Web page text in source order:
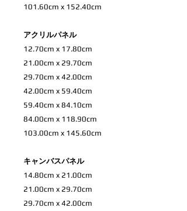
101.60cm x 152.40cm
アクリルパネル
12.70cm x 17.80cm
21.00cm x 29.70cm
29.70cm x 42.00cm
42.00cm x 59.40cm
59.40cm x 84.10cm
84.00cm x 118.90cm
103.00cm x 145.60cm
キャンバスパネル
14.80cm x 21.00cm
21.00cm x 29.70cm
29.70cm x 42.00cm